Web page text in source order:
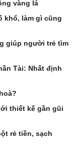
vàng lá
khổ, làm gì cũng
giúp người trẻ tìm
Tài: Nhất định
thiết kế gần gũi
rẻ tiền, sạch